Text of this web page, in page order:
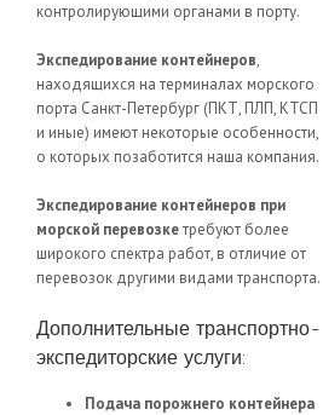
контролирующими органами в порту.
Экспедирование контейнеров,
находящихся на терминалах морского
порта Санкт-Петербург (ПКТ, ПЛП, КТСП
и иные) имеют некоторые особенности,
о которых позаботится наша компания.
Экспедирование контейнеров при
морской перевозкетребуют более
широкого спектра работ, в отличие от
перевозок другими видами транспорта.
Дополнительные транспортно-
экспедиторские услуги:
Подача порожнего контейнера